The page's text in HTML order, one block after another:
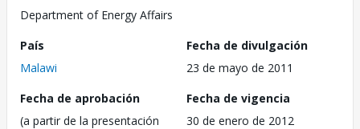
Department of Energy Affairs
País
Malawi
Fecha de divulgación
23 de mayo de 2011
Fecha de aprobación
(a partir de la presentación
Fecha de vigencia
30 de enero de 2012